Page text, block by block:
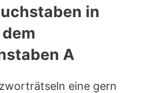
in
A
eine gern